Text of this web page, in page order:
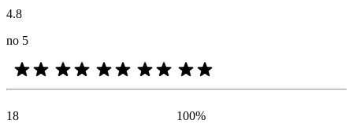
4.8
no 5
18
100%